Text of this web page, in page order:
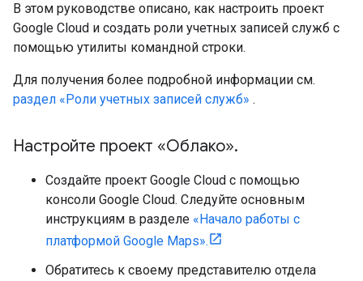
В этом руководстве описано, как настроить проект
Google Cloud и создать роли учетных записей служб с
помощью утилиты командной строки.
Для получения более подробной информации см.
раздел «Роли учетных записей служб» .
Настройте проект «Облако».
Создайте проект Google Cloud с помощью
консоли Google Cloud. Следуйте основным
инструкциям в разделе «Начало работы с
платформой Google Maps».
Обратитесь к своему представителю отдела